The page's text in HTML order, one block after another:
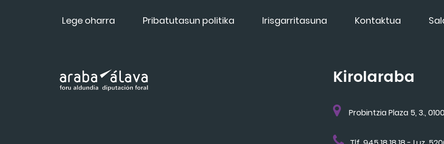
Lege oharra Pribatutasun politika Irisgarritasuna Kontaktua
Kirolaraba
Probintzia Plaza 5, 3.,